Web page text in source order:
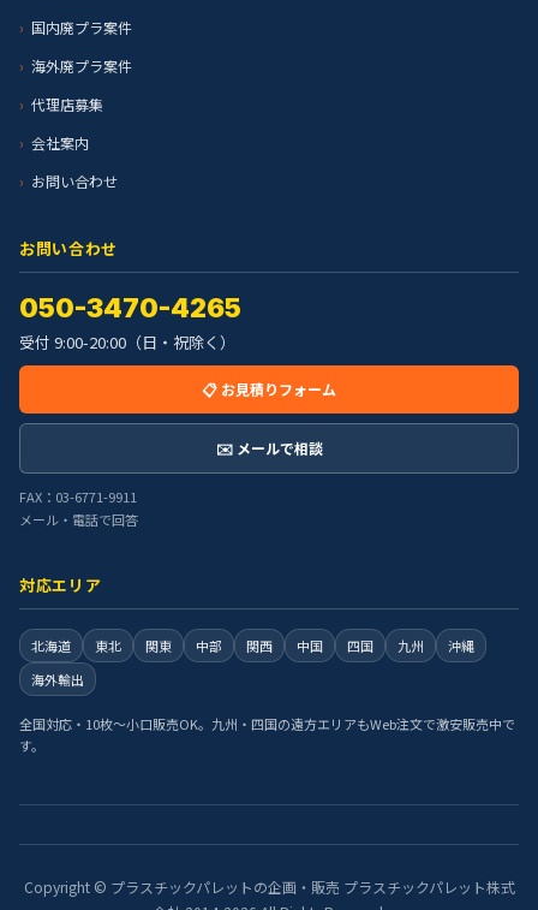
国内廃プラ案件
海外廃プラ案件
代理店募集
会社案内
お問い合わせ
お問い合わせ
050-3470-4265
受付 9:00-20:00（日・祝除く）
📋 お見積りフォーム
✉️ メールで相談
FAX：03-6771-9911
メール・電話で回答
対応エリア
北海道 東北 関東 中部 関西 中国 四国 九州
沖縄
海外輸出
全国対応・10枚〜小口販売OK。九州・四国の遠方エリアもWeb注文で激安販売中で
す。
Copyright © プラスチックパレットの企画・販売 プラスチックパレット株式